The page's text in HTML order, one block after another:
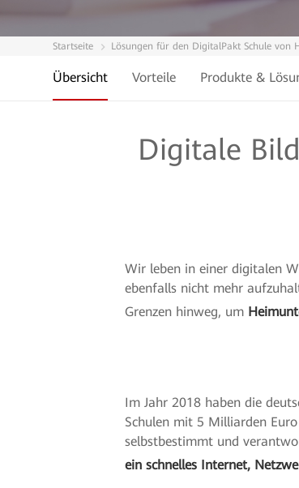
Startseite Lösungen für den DigitalPakt Schule von
Übersicht Vorteile Produkte &
Digitale
Wir leben in einer digitalen
ebenfalls nicht mehr
Grenzen hinweg, um
Im Jahr 2018 haben die
Schulen mit 5 Milliarden
selbstbestimmt und
ein schnelles Internet,